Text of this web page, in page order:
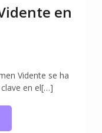
en
Vidente se ha
en el[…]